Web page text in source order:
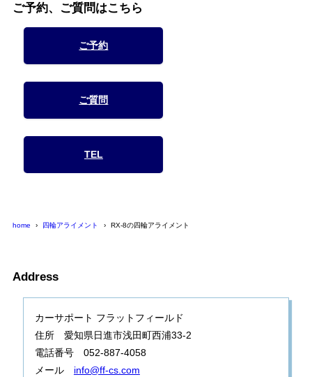
ご予約、ご質問はこちら
ご予約
ご質問
TEL
home 四輪アライメント RX-8の四輪アライメント
Address
カーサポート フラットフィールド
住所 愛知県日進市浅田町西浦33-2
電話番号 052-887-4058
メール info@ff-cs.com